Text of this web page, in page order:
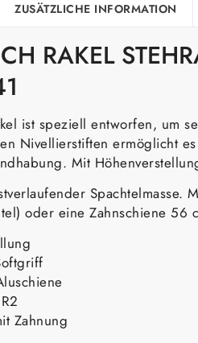
ZUSÄTZLICHE INFORMATION
RAKEL
ist speziell entworfen, um
Nivellierstiften ermöglicht
Mit
oder eine Zahnschiene 56
Zahnung